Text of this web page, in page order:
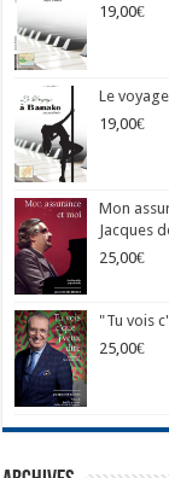
19,00€
Le
19,00€
Mon
Jacques
25,00€
"Tu vois
25,00€